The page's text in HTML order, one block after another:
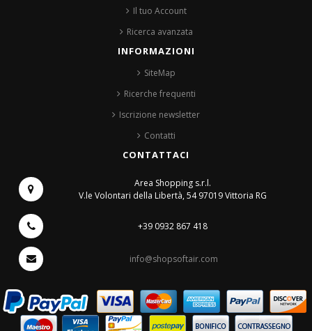
Il tuo Account
Ricerca avanzata
INFORMAZIONI
SiteMap
Ricerche frequenti
Iscrizione newsletter
Contatti
CONTATTACI
Area Shopping s.r.l.
V.le Volontari della Libertà, 5497019 Vittoria RG
+39 0932 867 418
info@shopsoftair.com